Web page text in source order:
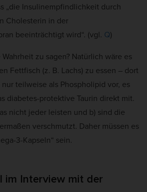
„die Insulinempfindlichkeit durch
Cholesterin in der
beeinträchtigt wird“. (vgl. Q)
zu sagen? Natürlich wäre es
Fettfisch (z. B. Lachs) zu essen – dort
teilweise als Phospholipid vor, es
diabetes-protektive Taurin direkt mit.
nicht jeder leisten und b) sind die
verschmutzt. Daher müssen es
3-Kapseln“ sein.
im Interview mit der